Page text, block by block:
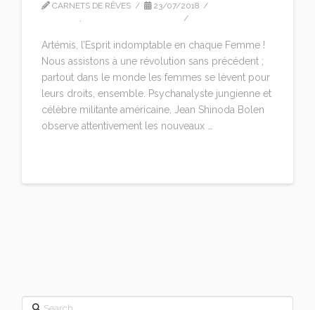
CARNETS DE RÊVES
23/07/2018
,
Artémis, l’Esprit indomptable en chaque Femme !
Nous assistons à une révolution sans précédent ;
partout dans le monde les femmes se lèvent pour
leurs droits, ensemble. Psychanalyste jungienne et
célèbre militante américaine, Jean Shinoda Bolen
observe attentivement les nouveaux …
Search